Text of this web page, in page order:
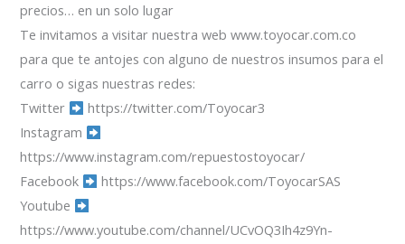
precios… en un solo lugar
Te invitamos a visitar nuestra web www.toyocar.com.co
para que te antojes con alguno de nuestros insumos para el
carro o sigas nuestras redes:
Twitter
https://twitter.com/Toyocar3
Instagram
https://www.instagram.com/repuestostoyocar/
Facebook
https://www.facebook.com/ToyocarSAS
Youtube
https://www.youtube.com/channel/UCvOQ3Ih4z9Yn-